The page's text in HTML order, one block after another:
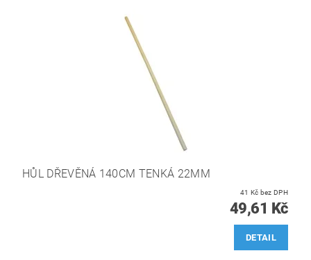
HŮL DŘEVĚNÁ 140CM TENKÁ 22MM
41 Kč bez DPH
49,61 Kč
DETAIL